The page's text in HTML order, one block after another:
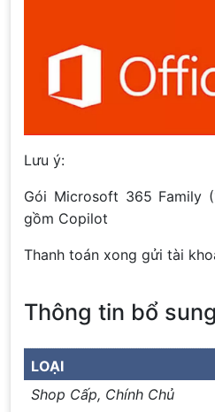
Lưu ý:
Gói Microsoft 365 Family
gồm Copilot
Thanh toán xong gửi tài
Thông tin bổ sung
LOẠI
Shop Cấp, Chính Chủ